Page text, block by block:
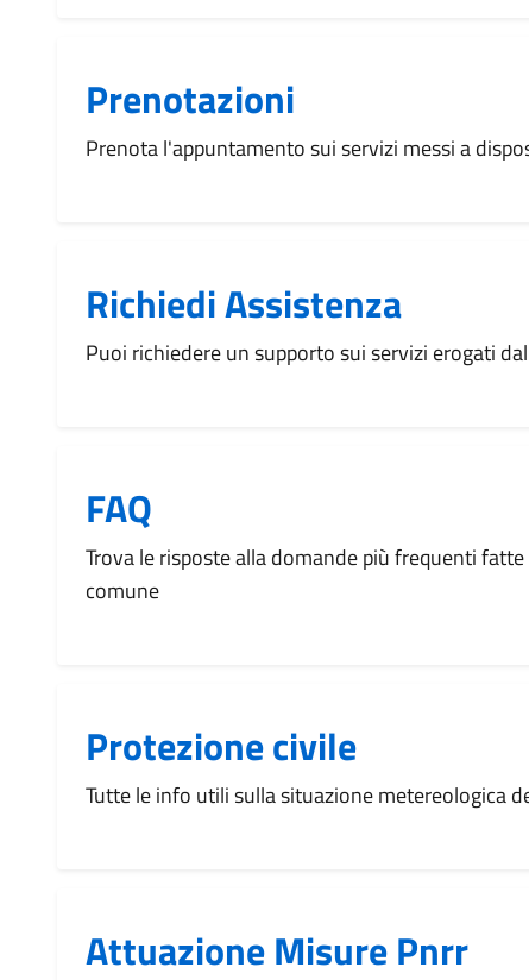
Prenotazioni
Prenota l'appuntamento sui servizi messi a
Richiedi Assistenza
Puoi richiedere un supporto sui servizi erogati
FAQ
Trova le risposte alla domande più frequenti
comune
Protezione civile
Tutte le info utili sulla situazione metereologica
Attuazione Misure Pnrr